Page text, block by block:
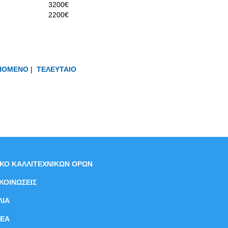
3200€
2200€
| ΤΕΛΕΥΤΑΙΟ
ΚΑΛΛΙΤΕΧΝΙΚΩΝ ΟΡΩΝ